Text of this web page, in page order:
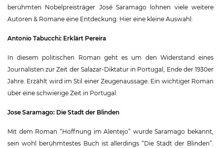
berühmten Nobelpreisträger José Saramago lohnen viele weitere
Autoren & Romane eine Entdeckung. Hier eine kleine Auswahl:
Antonio Tabucchi: Erklärt Pereira
In diesem politischen Roman geht es um den Widerstand eines
Journalisten zur Zeit der Salazar-Diktatur in Portugal, Ende der 1930er
Jahre. Erzählt wird im Stil einer Zeugenaussage. Ein wichtiger Roman
über eine schwierige Zeit in Portugal.
Jose Saramago: Die Stadt der Blinden
Mit dem Roman “Hoffnung im Alentejo” wurde Saramago bekannt,
sein wohl berühmtestes Buch ist allerdings “Die Stadt der Blinden”.